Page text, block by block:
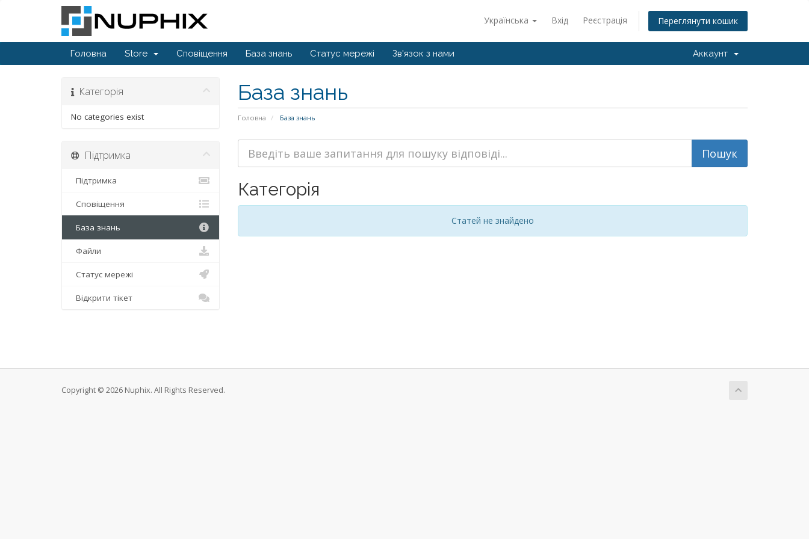
Українська Вхід Реєстрація Переглянути кошик
Головна Store Сповіщення База знань Статус мережі Зв'язок з нами Аккаунт
База знань
Головна База знань
Категорія
No categories exist
Категорія
Статей не знайдено
Підтримка
Підтримка
Сповіщення
База знань
Файли
Статус мережі
Відкрити тікет
Copyright © 2026 Nuphix. All Rights Reserved.